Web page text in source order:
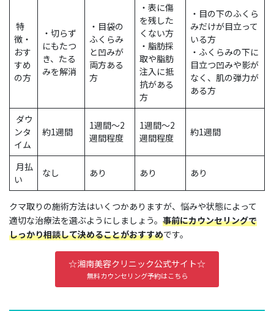
特
徴・
おす
すめ
の方
・切らず
にもたつ
き、たる
みを解消
・目袋の
ふくらみ
と凹みが
両方ある
方
・表に傷
を残した
くない方
・脂肪採
取や脂肪
注入に抵
抗がある
方
・目の下のふくら
みだけが目立って
いる方
・ふくらみの下に
目立つ凹みや影が
なく、肌の弾力が
ある方
ダウ
ンタ
イム
約1週間
1週間～2
週間程度
1週間～2
週間程度
約1週間
月払
い
なし あり あり あり
クマ取りの施術方法はいくつかありますが、 悩みや状態によって
適切な治療法を選ぶようにしましょう。 事前にカウンセリングで
しっかり相談して決めることがおすすめです。
☆湘南美容クリニック公式サイト☆
無料カウンセリング予約はこちら